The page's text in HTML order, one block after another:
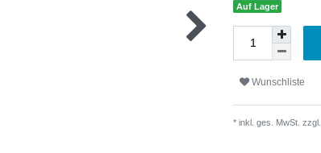
Auf Lager
Wunschliste
* inkl. ges. MwSt. zzgl.